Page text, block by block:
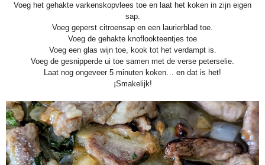
Voeg het gehakte varkenskopvlees toe en laat het koken in zijn eigen
sap.
Voeg geperst citroensap en een laurierblad toe.
Voeg de gehakte knoflookteentjes toe
Voeg een glas wijn toe, kook tot het verdampt is.
Voeg de gesnipperde ui toe samen met de verse peterselie.
Laat nog ongeveer 5 minuten koken… en dat is het!
¡Smakelijk!